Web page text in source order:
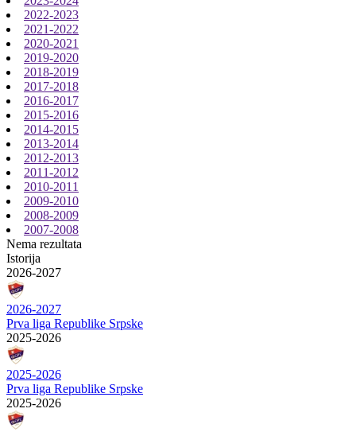
2022-2023
2021-2022
2020-2021
2019-2020
2018-2019
2017-2018
2016-2017
2015-2016
2014-2015
2013-2014
2012-2013
2011-2012
2010-2011
2009-2010
2008-2009
2007-2008
Nema rezultata
Istorija
2026-2027
2026-2027
Prva liga Republike Srpske
2025-2026
2025-2026
Prva liga Republike Srpske
2025-2026